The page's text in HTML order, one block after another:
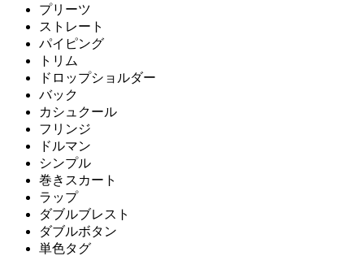
プリーツ
ストレート
パイピング
トリム
ドロップショルダー
バック
カシュクール
フリンジ
ドルマン
シンプル
巻きスカート
ラップ
ダブルブレスト
ダブルボタン
単色タグ